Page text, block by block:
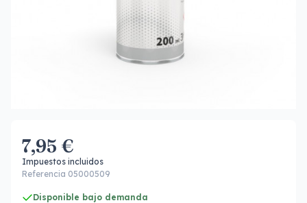
7,95 €
Impuestos incluidos
Referencia 05000509
Disponible bajo demanda